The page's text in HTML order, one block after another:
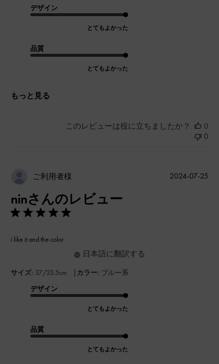
デザイン
とてもよかった
品質
とてもよかった
もっと見る
このレビューは役に立ちましたか？
0
0
ご利用者様
ninさんのレビュー
i like it and the color
サイズ: 37/23.5cm | カラー: ブルー系
デザイン
とてもよかった
品質
とてもよかった
日本語に翻訳する
公
2024-07-25